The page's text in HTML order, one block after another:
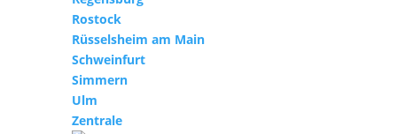
Rostock
Rüsselsheim am Main
Schweinfurt
Simmern
Ulm
Zentrale